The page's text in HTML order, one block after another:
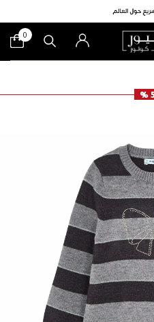
0